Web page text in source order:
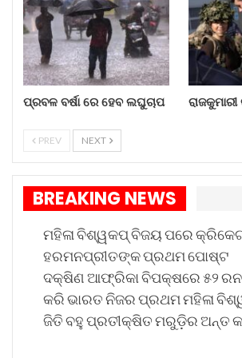
ଚୋରା ବାଲି ଚାଲାଣ
Aug 7, 2026
ଦେଶୀ ପିସ୍ତଲ ସହ ୨
Aug 7, 2026
ପ୍ରବଳ ବର୍ଷା ରେ ହେବ
ରାଜକୁମାରୀ ରୁ ସିଧା ସୈନୀକ
Aug 6, 2026
ପ୍ରଭାତ କହିଛନ୍ତି, ରାଜ୍ୟସଭା
ସାମନ୍ତରାୟଙ୍କ ଚରିତ୍ର ସମସ୍ତେ
ଚରିତ୍ରହୀନ’ ବ୍ୟକ୍ତି ହେଲେ ଦେବାଶିଷ
ପ୍ରବଳ ବର୍ଷା ରେ ହେବ ଲଘୁଚାପ
PREV NEXT
BREAKING NEWS
ମହିଳା ବିଶ୍ୱକପ୍ ବିଜୟ ପରେ
ହରମନପ୍ରୀତଙ୍କ ପ୍ରଥମ ପୋଷ୍ଟ
ଦକ୍ଷିଣ ଆଫ୍ରିକା ବିପକ୍ଷରେ ୫୨
କରି ଭାରତ ନିଜର ପ୍ରଥମ ମହିଳା
ଜିତି ବହୁ ପ୍ରତୀକ୍ଷିତ ମରୁଡ଼ିର ଅନ୍ତ